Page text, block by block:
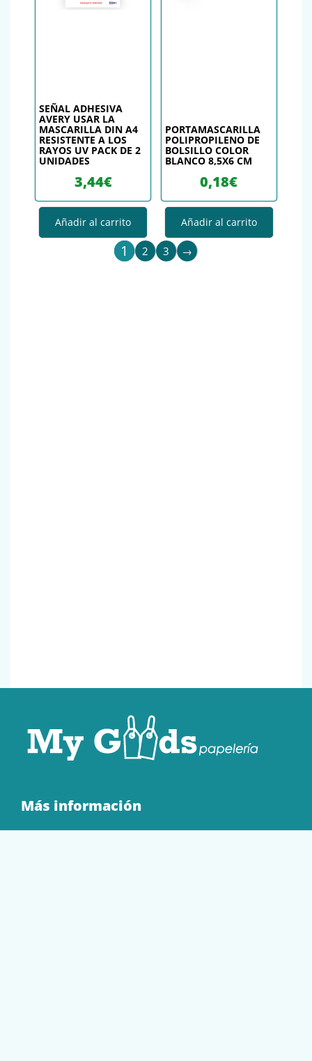
SEÑAL ADHESIVA
AVERY USAR LA
MASCARILLA DIN A4
RESISTENTE A LOS
RAYOS UV PACK DE 2
UNIDADES
3,44€
Añadir al carrito
PORTAMASCARILLA
POLIPROPILENO DE
BOLSILLO COLOR
BLANCO 8,5X6 CM
0,18€
Añadir al carrito
1 2 3 →
Más información